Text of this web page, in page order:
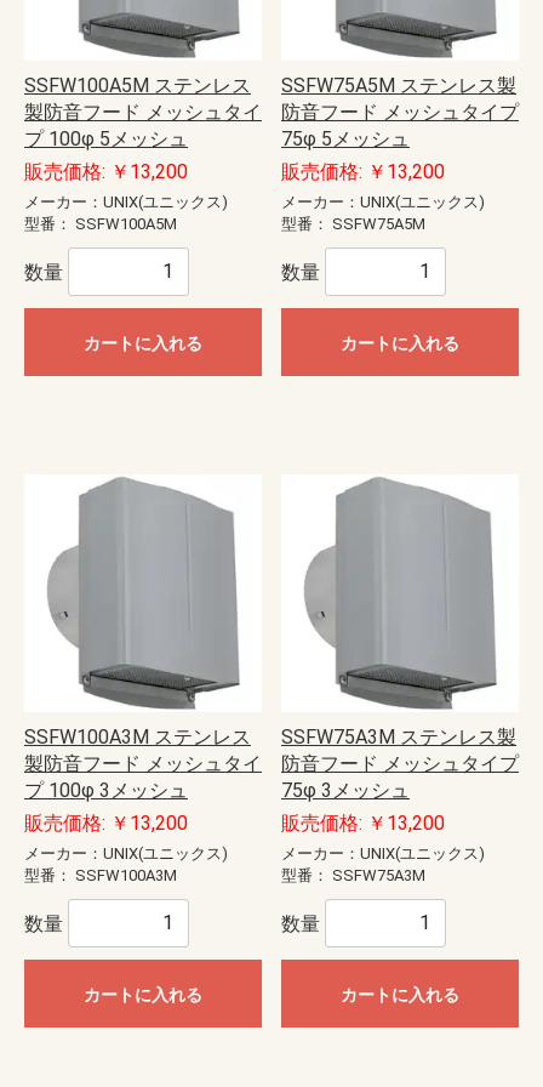
SSFW100A5M ステンレス
製防音フード メッシュタイ
プ 100φ 5メッシュ
販売価格: ￥13,200
メーカー：UNIX(ユニックス)
型番： SSFW100A5M
数量
カートに入れる
SSFW75A5M ステンレス製
防音フード メッシュタイプ
75φ 5メッシュ
販売価格: ￥13,200
メーカー：UNIX(ユニックス)
型番： SSFW75A5M
数量
カートに入れる
SSFW100A3M ステンレス
製防音フード メッシュタイ
プ 100φ 3メッシュ
販売価格: ￥13,200
メーカー：UNIX(ユニックス)
型番： SSFW100A3M
数量
カートに入れる
SSFW75A3M ステンレス製
防音フード メッシュタイプ
75φ 3メッシュ
販売価格: ￥13,200
メーカー：UNIX(ユニックス)
型番： SSFW75A3M
数量
カートに入れる